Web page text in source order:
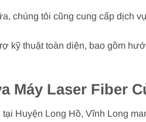
chúng tôi cũng cung cấp dịch
kỹ thuật toàn diện, bao gồm
Máy Laser Fiber
Huyện Long Hồ, Vĩnh Long